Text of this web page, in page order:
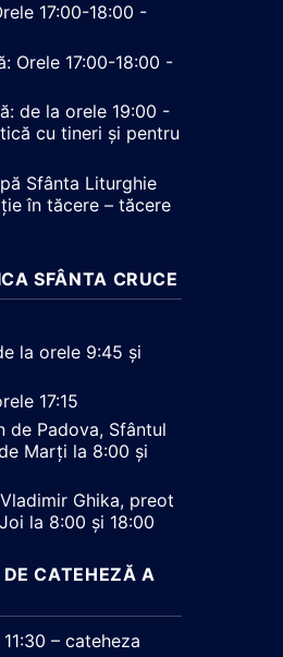
17:00-18:00 -
Orele 17:00-18:00 -
de la orele 19:00 -
cu tineri și pentru
Sfânta Liturghie
în tăcere – tăcere
SFÂNTA CRUCE
la orele 9:45 și
17:15
de Padova, Sfântul
Marți la 8:00 și
Ghika, preot
la 8:00 și 18:00
CATEHEZĂ A
– cateheza